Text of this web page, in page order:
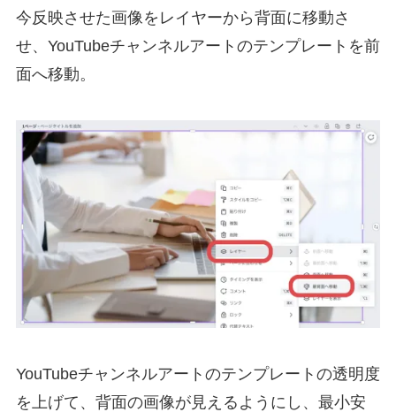
今反映させた画像をレイヤーから背面に移動さ
せ、YouTubeチャンネルアートのテンプレートを前
面へ移動。
YouTubeチャンネルアートのテンプレートの透明度
を上げて、背面の画像が見えるようにし、最小安